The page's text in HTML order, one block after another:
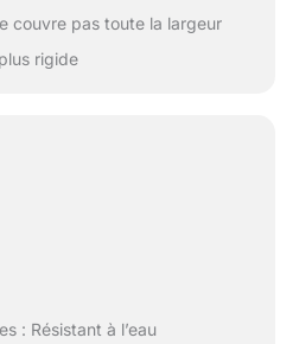
couvre pas toute la largeur
rigide
: Résistant à l’eau